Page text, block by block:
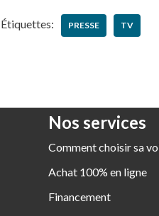
Étiquettes: PRESSE TV
Nos services
Comment choisir sa
Achat 100% en ligne
Financement